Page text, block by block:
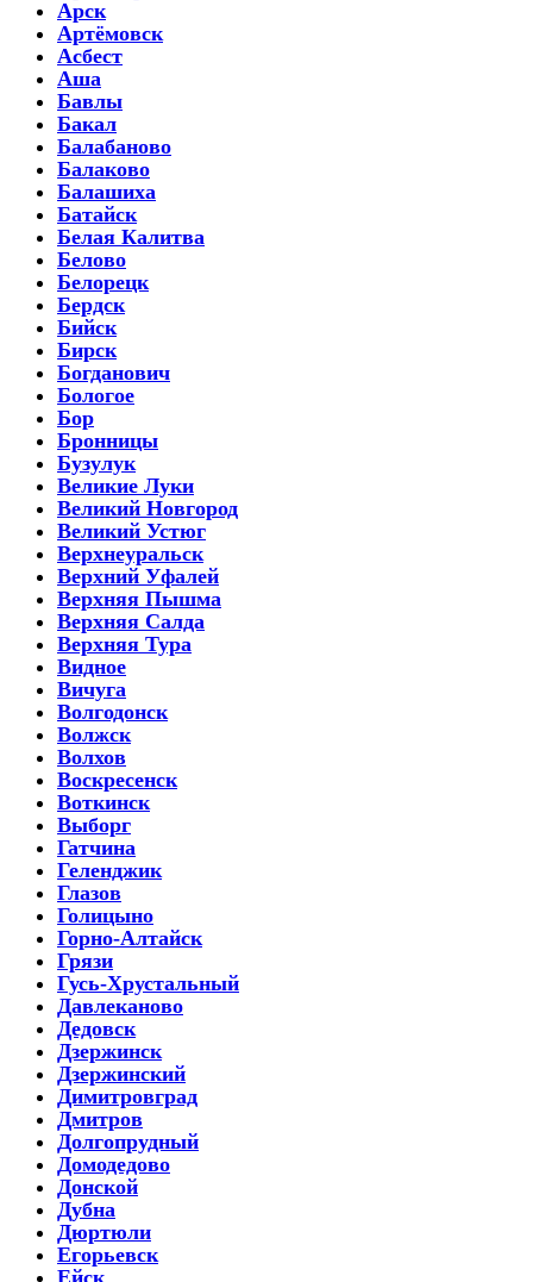
Арск
Артёмовск
Асбест
Аша
Бавлы
Бакал
Балабаново
Балаково
Балашиха
Батайск
Белая Калитва
Белово
Белорецк
Бердск
Бийск
Бирск
Богданович
Бологое
Бор
Бронницы
Бузулук
Великие Луки
Великий Новгород
Великий Устюг
Верхнеуральск
Верхний Уфалей
Верхняя Пышма
Верхняя Салда
Верхняя Тура
Видное
Вичуга
Волгодонск
Волжск
Волхов
Воскресенск
Воткинск
Выборг
Гатчина
Геленджик
Глазов
Голицыно
Горно-Алтайск
Грязи
Гусь-Хрустальный
Давлеканово
Дедовск
Дзержинск
Дзержинский
Димитровград
Дмитров
Долгопрудный
Домодедово
Донской
Дубна
Дюртюли
Егорьевск
Ейск